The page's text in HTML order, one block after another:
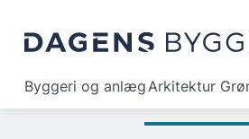
Byggeri og anlægArkitektur